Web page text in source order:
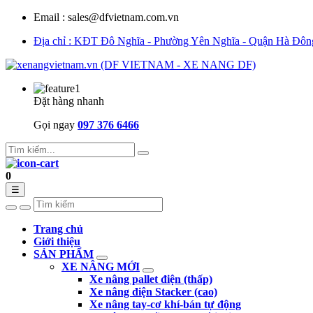
Email : sales@dfvietnam.com.vn
Địa chỉ : KĐT Đô Nghĩa - Phường Yên Nghĩa - Quận Hà
Đặt hàng nhanh
Gọi ngay 097 376 6466
0
☰
Trang chủ
Giới thiệu
SẢN PHẨM
XE NÂNG MỚI
Xe nâng pallet điện (thấp)
Xe nâng điện Stacker (cao)
Xe nâng tay-cơ khí-bán tự động